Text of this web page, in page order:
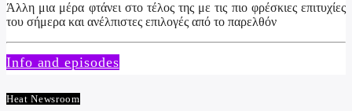
Άλλη μια μέρα φτάνει στο τέλος της με τις πιο φρέσκιες επιτυχίες
του σήμερα και ανέλπιστες επιλογές από το παρελθόν
Info and episodes
Heat Newsroom